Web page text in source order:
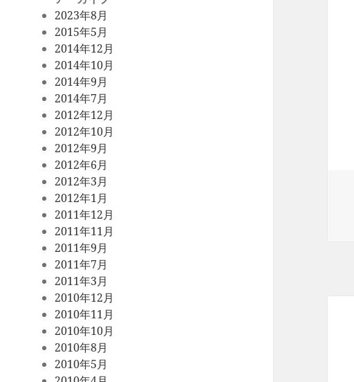
2023年8月
2015年5月
2014年12月
2014年10月
2014年9月
2014年7月
2012年12月
2012年10月
2012年9月
2012年6月
2012年3月
2012年1月
2011年12月
2011年11月
2011年9月
2011年7月
2011年3月
2010年12月
2010年11月
2010年10月
2010年8月
2010年5月